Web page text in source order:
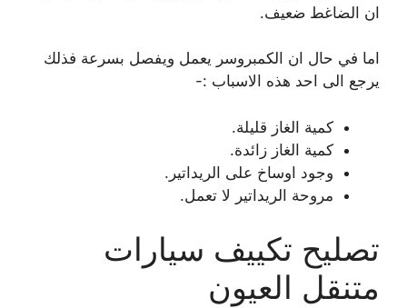
ان الضاغط ضعيف.
اما في حال ان الكمبروسر يعمل ويفصل بسرعة فذلك
يرجع الى احد هذه الاسباب :-
كمية الغاز قليلة.
كمية الغاز زائدة.
وجود اوساخ على الريداتير.
مروحة الريداتير لا تعمل.
تصليح تكييف سيارات
متنقل العيون